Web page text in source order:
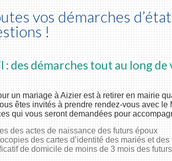
vos démarches
!
: des démarches tout au long
un mariage à Aizier est à retirer en mairie
êtes invités à prendre rendez-vous avec le
qui vous seront demandées pour
des actes de naissance des futurs époux
des cartes d’identité des mariés et des
de domicile de moins de 3 mois des